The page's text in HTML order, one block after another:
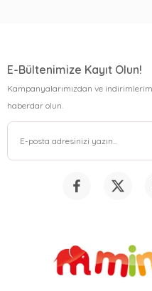
E-Bültenimize Kayıt Olun!
Kampanyalarımızdan ve
haberdar olun.